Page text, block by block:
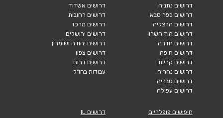
דרושים נתניה
דרושים כפר סבא
דרושים הרצליה
דרושים הוד השרון
דרושים חדרה
דרושים חיפה
דרושים קריות
דרושים נהריה
דרושים טבריה
דרושים עפולה
דרושים אשדוד
דרושים רחובות
דרושים מרכז
דרושים ירושלים
דרושים יהודה ושומרון
דרושים צפון
דרושים דרום
עבודות בחו"ל
חיפושים פופלריים
דרושים IL